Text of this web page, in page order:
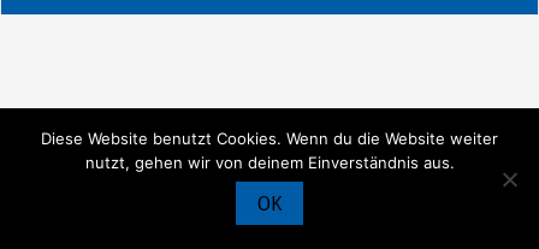
Diese Website benutzt Cookies. Wenn du die Website weiter
nutzt, gehen wir von deinem Einverständnis aus.
OK